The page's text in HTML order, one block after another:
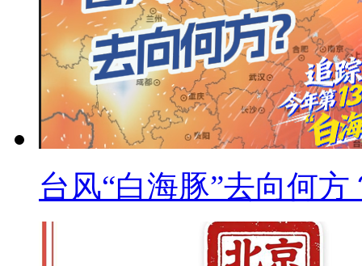
台风“白海豚”去向何方